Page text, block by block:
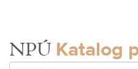
NPÚ Katalog